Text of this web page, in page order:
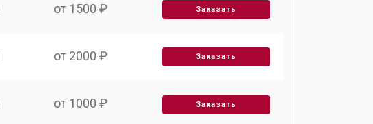
от 1500 ₽ Заказать
от 2000 ₽ Заказать
от 1000 ₽ Заказать